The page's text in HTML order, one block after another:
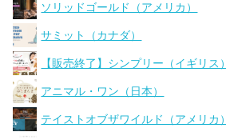
ソリッドゴールド（アメリカ）
サミット（カナダ）
【販売終了】シンプリー（イギリス）
アニマル・ワン（日本）
テイストオブザワイルド（アメリカ）